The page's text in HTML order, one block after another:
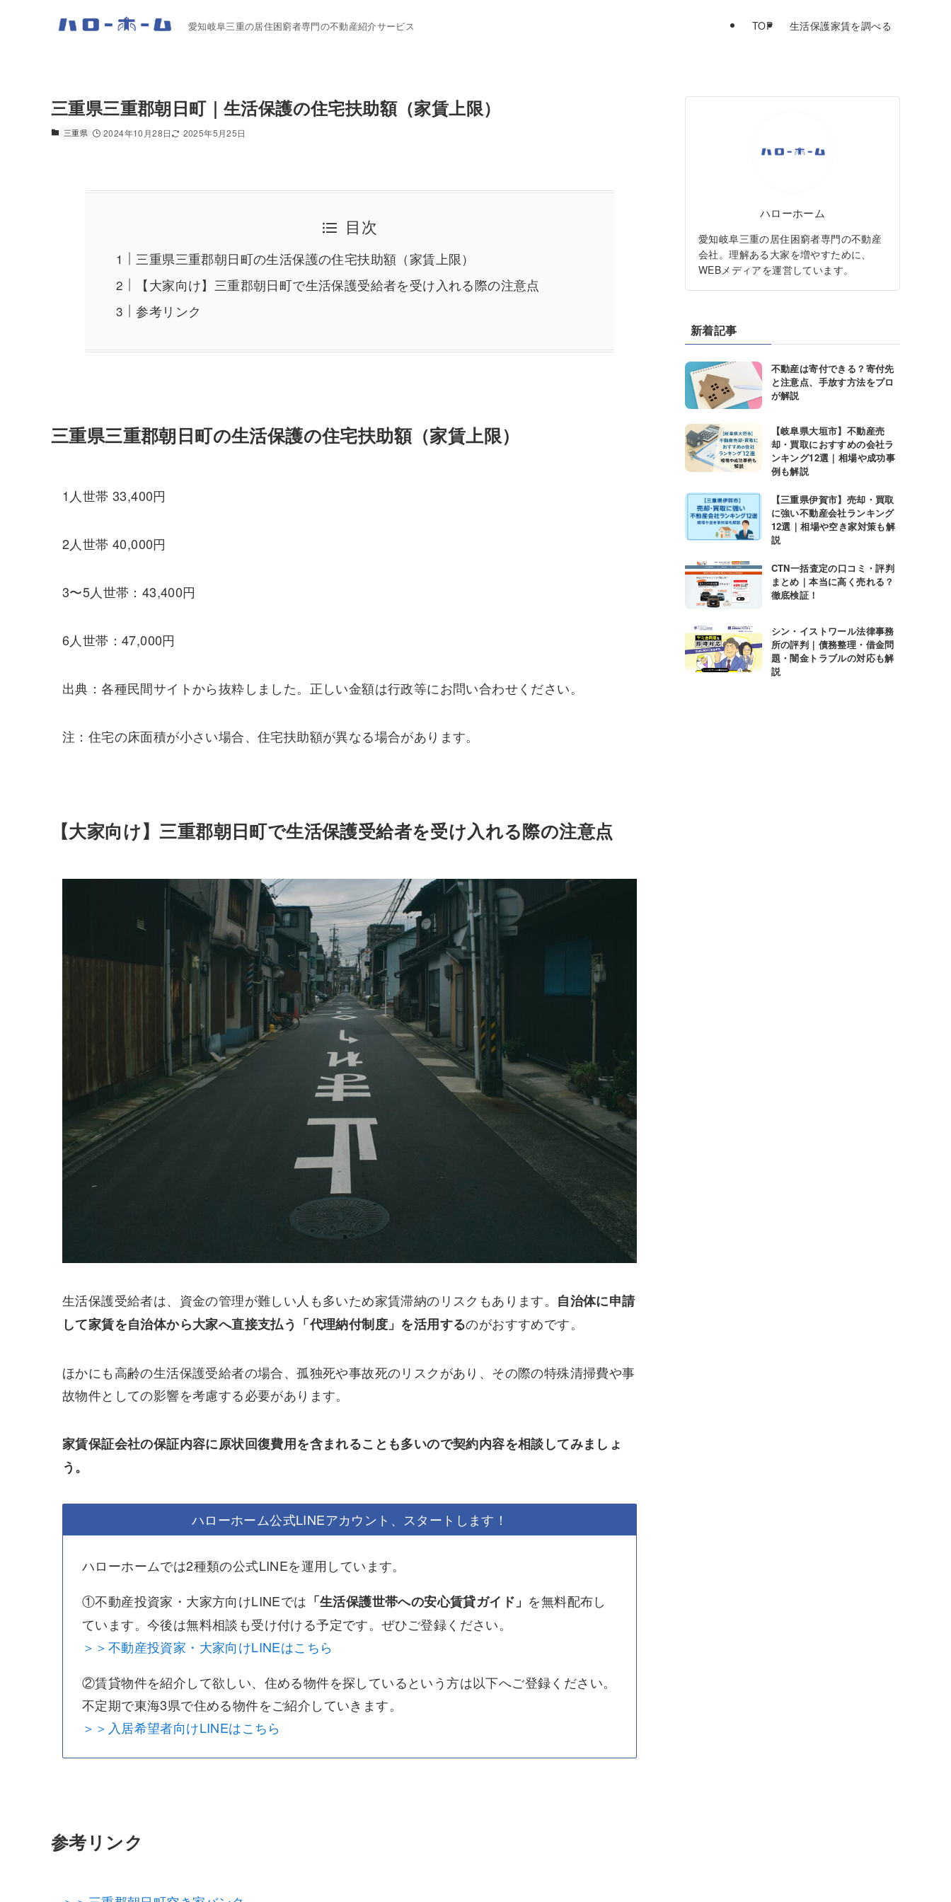
愛知岐阜三重の居住困窮者専門の不動産紹介サービス TOP 生活保護家賃を調べる
三重県三重郡朝日町｜生活保護の住宅扶助額（家賃上限）
三重県 2024年10月28日 2025年5月25日
目次
三重県三重郡朝日町の生活保護の住宅扶助額（家賃上限）
【大家向け】三重郡朝日町で生活保護受給者を受け入れる際の注意点
参考リンク
三重県三重郡朝日町の生活保護の住宅扶助額（家賃上限）
1人世帯 33,400円
2人世帯 40,000円
3〜5人世帯：43,400円
6人世帯：47,000円
出典：各種民間サイトから抜粋しました。正しい金額は行政等にお問い合わせください。
注：住宅の床面積が小さい場合、住宅扶助額が異なる場合があります。
【大家向け】三重郡朝日町で生活保護受給者を受け入れる際の注意点
生活保護受給者は、資金の管理が難しい人も多いため家賃滞納のリスクもあります。 自治体に申請
して家賃を自治体から大家へ直接支払う「代理納付制度」を活用するのがおすすめです。
ほかにも高齢の生活保護受給者の場合、孤独死や事故死のリスクがあり、その際の特殊清掃費や事
故物件としての影響を考慮する必要があります。
家賃保証会社の保証内容に原状回復費用を含まれることも多いので契約内容を相談してみましょ
う。
ハローホーム公式LINEアカウント、スタートします！
ハローホームでは2種類の公式LINEを運用しています。
①不動産投資家・大家方向けLINEでは 「生活保護世帯への安心賃貸ガイド」 を無料配布し
ています。今後は無料相談も受け付ける予定です。ぜひご登録ください。
＞＞不動産投資家・大家向けLINEはこちら
②賃貸物件を紹介して欲しい、住める物件を探しているという方は以下へご登録ください。
不定期で東海3県で住める物件をご紹介していきます。
＞＞入居希望者向けLINEはこちら
参考リンク
ハローホーム
愛知岐阜三重の居住困窮者専門の不動産
会社。理解ある大家を増やすために、
WEBメディアを運営しています。
新着記事
不動産は寄付できる？寄付先
と注意点、手放す方法をプロ
が解説
【岐阜県大垣市】不動産売
却・買取におすすめの会社ラ
ンキング12選｜相場や成功事
例も解説
【三重県伊賀市】売却・買取
に強い不動産会社ランキング
12選｜相場や空き家対策も解
説
CTN一括査定の口コミ・評判
まとめ｜本当に高く売れる？
徹底検証！
シン・イストワール法律事務
所の評判｜債務整理・借金問
題・闇金トラブルの対応も解
説